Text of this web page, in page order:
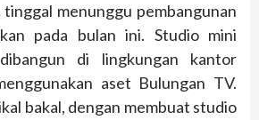
menunggu pembangunan
pada bulan ini. Studio mini
di lingkungan kantor
aset Bulungan TV.
bakal, dengan membuat studio